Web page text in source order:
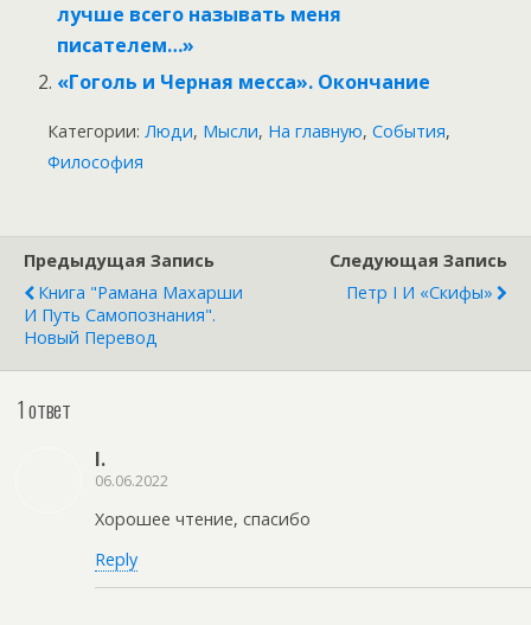
лучше всего называть меня
писателем…»
«Гоголь и Черная месса». Окончание
Категории: Люди, Мысли, На главную, События,
Философия
Предыдущая Запись
Книга "Рамана Махарши
И Путь Самопознания".
Новый Перевод
Следующая Запись
Петр I И «скифы»
1 ответ
I.
06.06.2022
Хорошее чтение, спасибо
Reply